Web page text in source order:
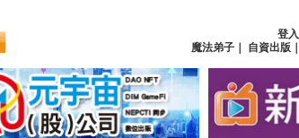
登入
魔法弟子
自資出版